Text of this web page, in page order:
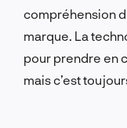
compréhension
marque. La
pour prendre en
mais c’est